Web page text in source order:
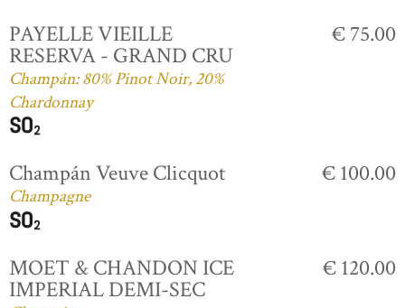
PAYELLE VIEILLE
RESERVA - GRAND CRU
Champán: 80% Pinot Noir, 20%
Chardonnay
€ 75.00
Champán Veuve Clicquot
Champagne
€ 100.00
MOET & CHANDON ICE
IMPERIAL DEMI-SEC
€ 120.00